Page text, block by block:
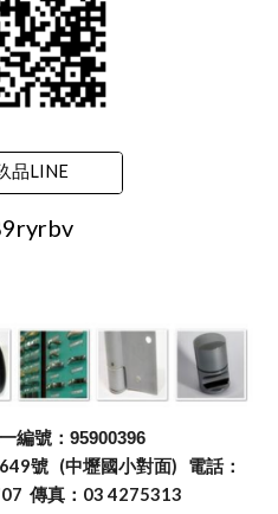
品LINE
編號：95900396
號 (中壢國小對面) 電話：
傳真：03 4275313